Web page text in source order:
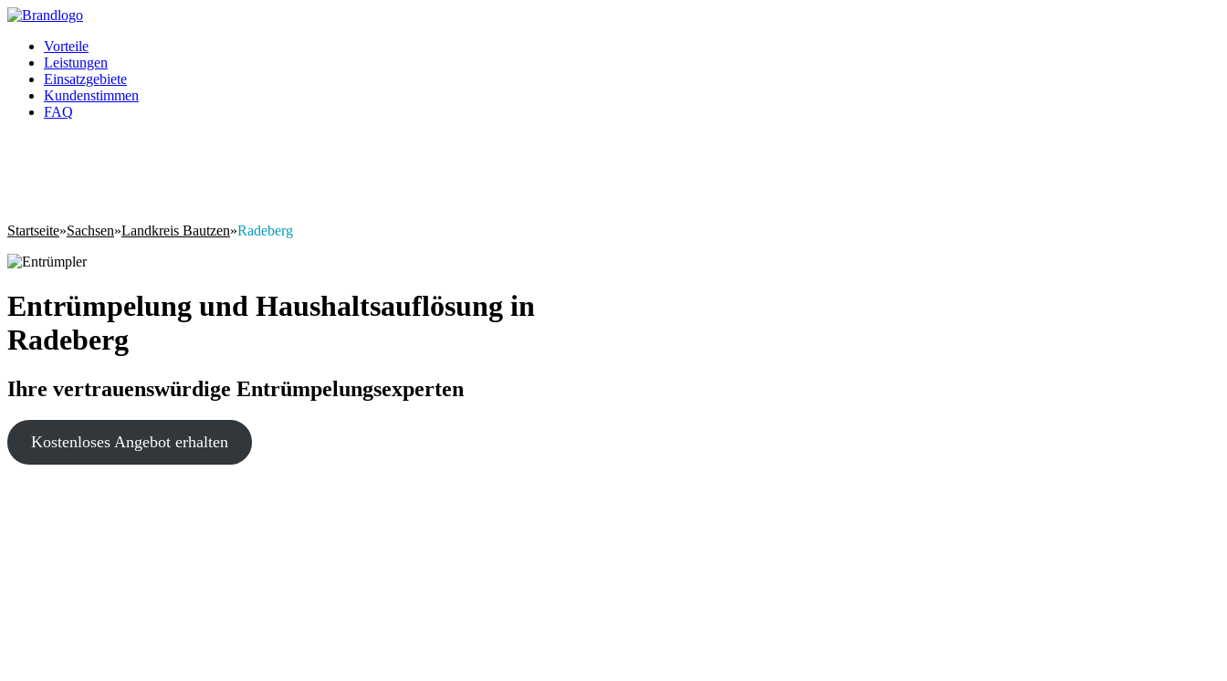
Vorteile
Leistungen
Einsatzgebiete
Kundenstimmen
FAQ
Startseite»Sachsen»Landkreis Bautzen»Radeberg
Entrümpelung und Haushaltsauflösung in
Radeberg
Ihre vertrauenswürdige Entrümpelungsexperten
Kostenloses Angebot erhalten